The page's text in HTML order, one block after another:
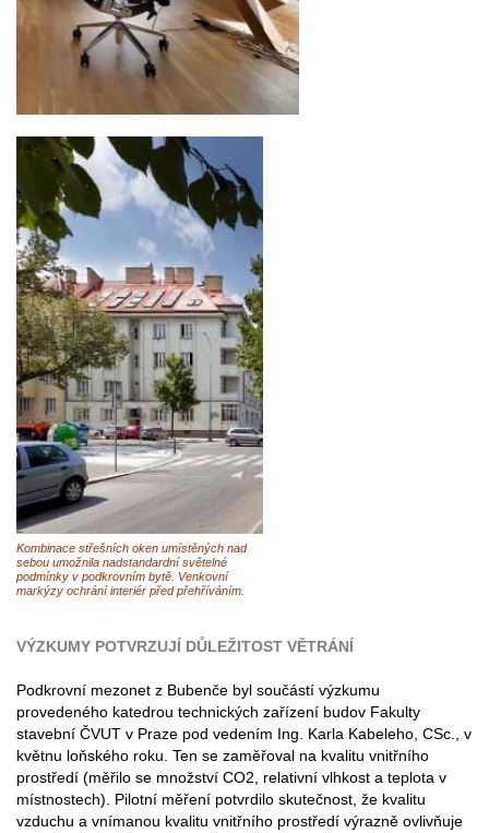
Kombinace střešních oken umístěných nad
sebou umožnila nadstandardní světelné
podmínky v podkrovním bytě. Venkovní
markýzy ochrání interiér před přehříváním.
VÝZKUMY POTVRZUJÍ DŮLEŽITOST VĚTRÁNÍ
Podkrovní mezonet z Bubenče byl součástí výzkumu
provedeného katedrou technických zařízení budov Fakulty
stavební ČVUT v Praze pod vedením Ing. Karla Kabeleho, CSc., v
květnu loňského roku. Ten se zaměřoval na kvalitu vnitřního
prostředí (měřilo se množství CO2, relativní vlhkost a teplota v
místnostech). Pilotní měření potvrdilo skutečnost, že kvalitu
vzduchu a vnímanou kvalitu vnitřního prostředí výrazně ovlivňuje